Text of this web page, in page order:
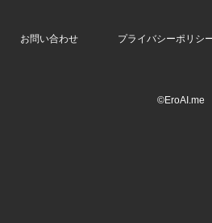
お問い合わせ プライバシーポリシ
©EroAI.me